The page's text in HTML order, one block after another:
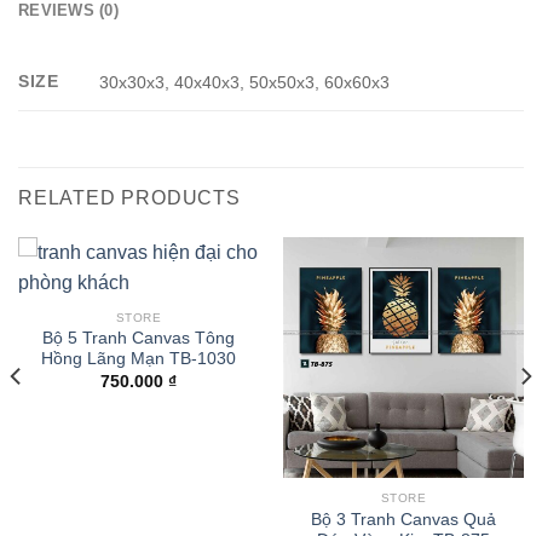
REVIEWS (0)
SIZE 30x30x3, 40x40x3, 50x50x3, 60x60x3
RELATED PRODUCTS
STORE
Bộ 5 Tranh Canvas Tông
Hồng Lãng Mạn TB-1030
750.000 ₫
STORE
Bộ 3 Tranh Canvas Quả